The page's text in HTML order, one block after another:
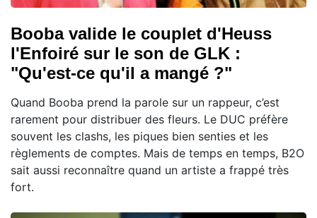
Booba valide le couplet d'Heuss
l'Enfoiré sur le son de GLK :
"Qu'est-ce qu'il a mangé ?"
Quand Booba prend la parole sur un rappeur, c’est
rarement pour distribuer des fleurs. Le DUC préfère
souvent les clashs, les piques bien senties et les
règlements de comptes. Mais de temps en temps, B2O
sait aussi reconnaître quand un artiste a frappé très
fort.